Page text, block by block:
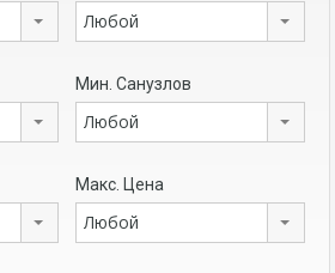
Любой
Мин. Санузлов
Любой
Макс. Цена
Любой